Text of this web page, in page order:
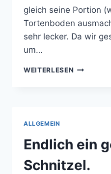
gleich seine Portion
Tortenboden
sehr lecker. Da wir
um…
WEITERLESEN
ALLGEMEIN
Endlich ein
Schnitzel.